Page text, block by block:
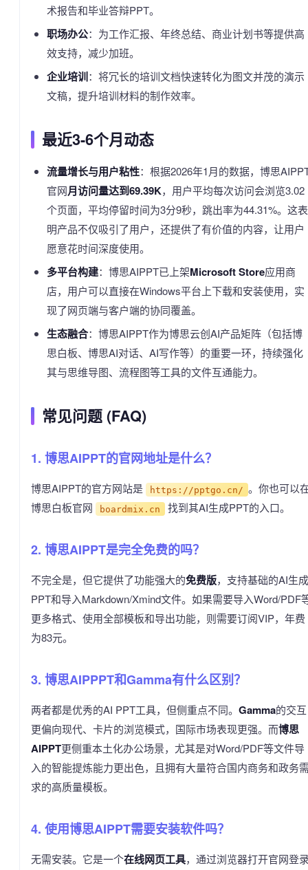
术报告和毕业答辩PPT。
职场办公：为工作汇报、年终总结、商业计划书等提供高
效支持，减少加班。
企业培训：将冗长的培训文档快速转化为图文并茂的演示
文稿，提升培训材料的制作效率。
最近3-6个月动态
流量增长与用户粘性：根据2026年1月的数据，博思
官网月访问量达到69.39K，用户平均每次访问会浏览3.02
个页面，平均停留时间为3分9秒，跳出率为44.31%。这表
明产品不仅吸引了用户，还提供了有价值的内容，让用户
愿意花时间深度使用。
多平台构建：博思AIPPT已上架Microsoft Store应用商
店，用户可以直接在Windows平台上下载和安装使用，实
现了网页端与客户端的协同覆盖。
生态融合：博思AIPPT作为博思云创AI产品矩阵（包括博
思白板、博思AI对话、AI写作等）的重要一环，持续强化
其与思维导图、流程图等工具的文件互通能力。
常见问题 (FAQ)
1. 博思AIPPT的官网地址是什么？
博思AIPPT的官方网站是 https://pptgo.cn/ 。你也可以
博思白板官网
boardmix.cn 找到其AI生成PPT的入口。
2. 博思AIPPT是完全免费的吗？
不完全是，但它提供了功能强大的免费版，支持基础的AI生成
PPT和导入Markdown/Xmind文件。如果需要导入Word/PDF
更多格式、使用全部模板和导出功能，则需要订阅VIP，年费
为83元。
3. 博思AIPPPT和Gamma有什么区别？
两者都是优秀的AI PPT工具，但侧重点不同。 Gamma的交互
更偏向现代、卡片的浏览模式，国际市场表现更强。而博思
AIPPT更侧重本土化办公场景，尤其是对Word/PDF等文件导
入的智能提炼能力更出色，且拥有大量符合国内商务和政务
求的高质量模板。
4. 使用博思AIPPT需要安装软件吗？
无需安装。它是一个在线网页工具，通过浏览器打开官网登